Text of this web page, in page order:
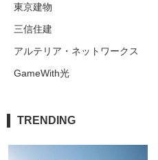
東京建物
三信住建
アルテリア・ネットワークス
GameWith光
TRENDING